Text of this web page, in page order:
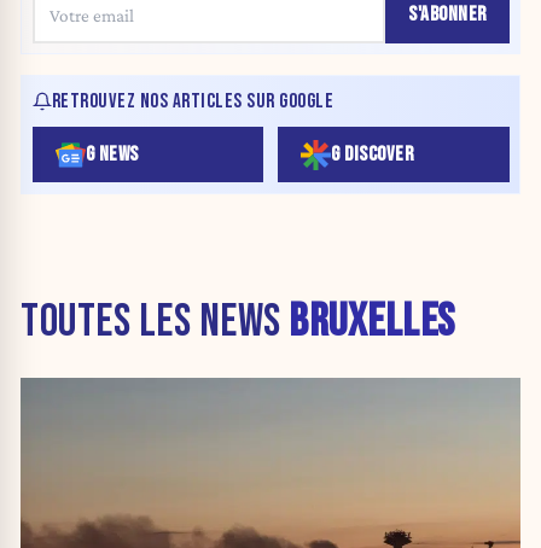
S'ABONNER
RETROUVEZ NOS ARTICLES SUR GOOGLE
G NEWS G DISCOVER
TOUTES LES NEWS BRUXELLES